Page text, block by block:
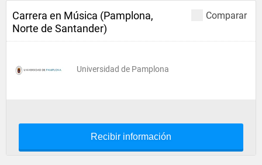
Comparar
Carrera en Música (Pamplona,
Norte de Santander)
Universidad de Pamplona
Recibir información